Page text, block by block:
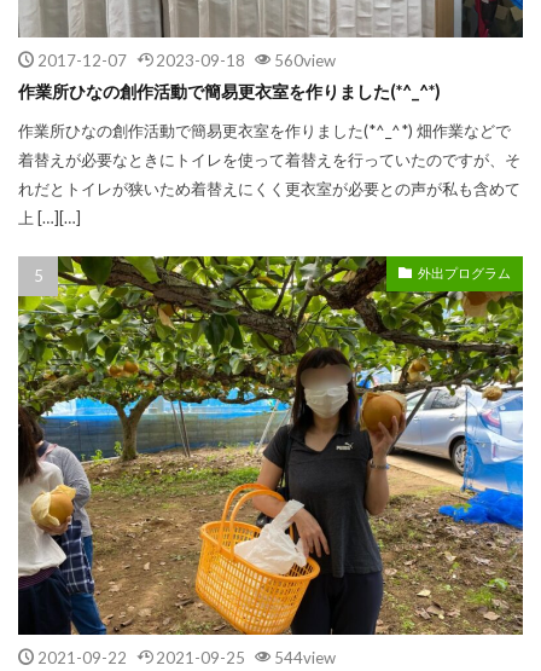
2017-12-07 2023-09-18 560view
作業所ひなの創作活動で簡易更衣室を作りました(*^_^*)
作業所ひなの創作活動で簡易更衣室を作りました(*^_^*) 畑作業などで
着替えが必要なときにトイレを使って着替えを行っていたのですが、そ
れだとトイレが狭いため着替えにくく更衣室が必要との声が私も含めて
上 […][…]
外出プログラム
2021-09-22 2021-09-25 544view